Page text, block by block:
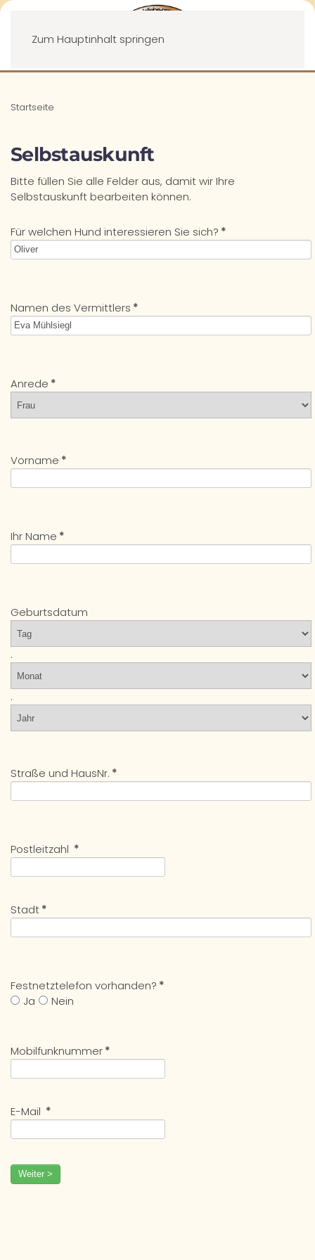
Zum Hauptinhalt springen
Menü
Startseite
Selbstauskunft
Bitte füllen Sie alle Felder aus, damit wir Ihre
Selbstauskunft bearbeiten können.
Für welchen Hund interessieren Sie sich? *
Namen des Vermittlers *
Anrede *
Vorname *
Ihr Name *
Geburtsdatum
.
.
Straße und HausNr. *
Postleitzahl *
Stadt*
Festnetztelefon vorhanden? *
Ja
Nein
Mobilfunknummer*
E-Mail *
Weiter >